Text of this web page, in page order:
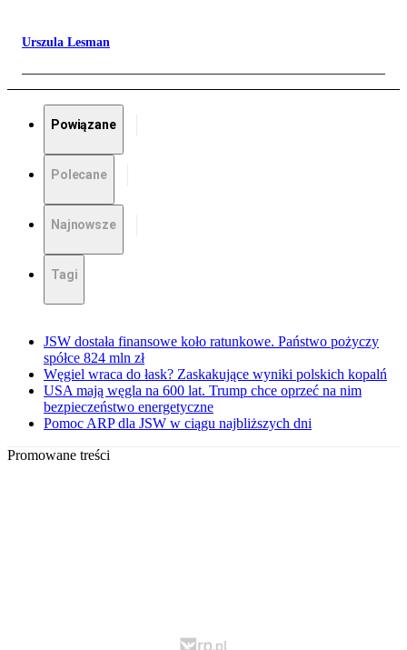
Urszula Lesman
Powiązane
Polecane
Najnowsze
Tagi
JSW dostała finansowe koło ratunkowe. Państwo pożyczy
spółce 824 mln zł
Węgiel wraca do łask? Zaskakujące wyniki polskich kopalń
USA mają węgla na 600 lat. Trump chce oprzeć na nim
bezpieczeństwo energetyczne
Pomoc ARP dla JSW w ciągu najbliższych dni
Promowane treści